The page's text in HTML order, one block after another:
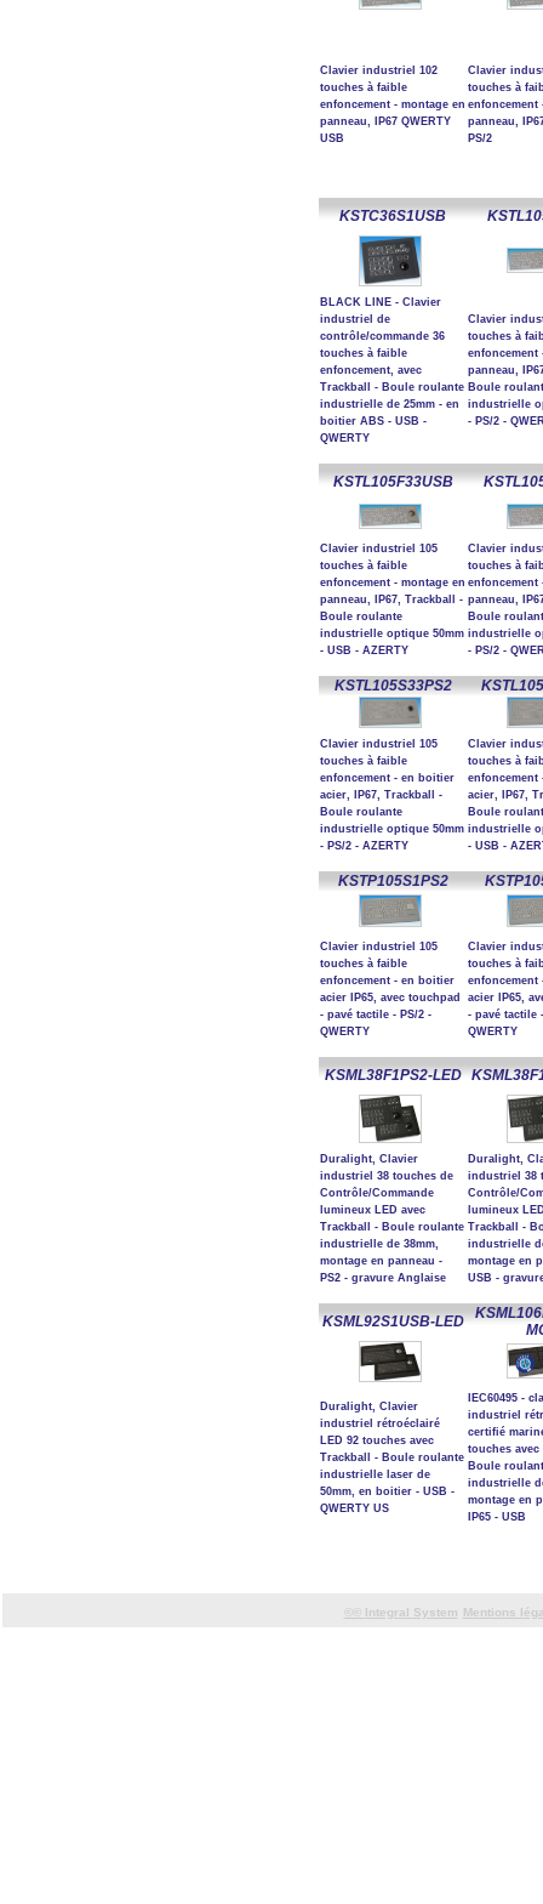
Clavier industriel 102
touches à faible
enfoncement - montage en
panneau, IP67 QWERTY
USB
Clavier
touches à
enfoncement
panneau,
PS/2
KSTC36S1USB
BLACK LINE - Clavier
industriel de
contrôle/commande 36
touches à faible
enfoncement, avec
Trackball - Boule roulante
industrielle de 25mm - en
boitier ABS - USB -
QWERTY
Clavier
touches à
enfoncement
panneau,
Boule
industrielle
- PS/2 -
KSTL105F33USB
Clavier industriel 105
touches à faible
enfoncement - montage en
panneau, IP67, Trackball -
Boule roulante
industrielle optique 50mm
- USB - AZERTY
Clavier
touches à
enfoncement
panneau,
Boule
industrielle
- PS/2 -
KSTL105S33PS2
Clavier industriel 105
touches à faible
enfoncement - en boitier
acier, IP67, Trackball -
Boule roulante
industrielle optique 50mm
- PS/2 - AZERTY
Clavier
touches à
enfoncement
acier, IP67,
Boule
industrielle
- USB -
KSTP105S1PS2
Clavier industriel 105
touches à faible
enfoncement - en boitier
acier IP65, avec touchpad
- pavé tactile - PS/2 -
QWERTY
Clavier
touches à
enfoncement
acier IP65,
- pavé tactile
QWERTY
KSML38F1PS2-LED
Duralight, Clavier
industriel 38 touches de
Contrôle/Commande
lumineux LED avec
Trackball - Boule roulante
industrielle de 38mm,
montage en panneau -
PS2 - gravure Anglaise
Duralight,
industriel 38
Contrôle/
lumineux
Trackball -
industrielle
montage en
USB -
KSML92S1USB-LED
Duralight, Clavier
industriel rétroéclairé
LED 92 touches avec
Trackball - Boule roulante
industrielle laser de
50mm, en boitier - USB -
QWERTY US
IEC60495 -
industriel
certifié
touches
Boule
industrielle
montage en
IP65 - USB
Integral System Mentions